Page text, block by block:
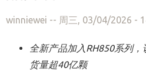
winniewei -- 周三, 03/04/2026 -
全新产品加入 RH850系列，
货量超40亿颗